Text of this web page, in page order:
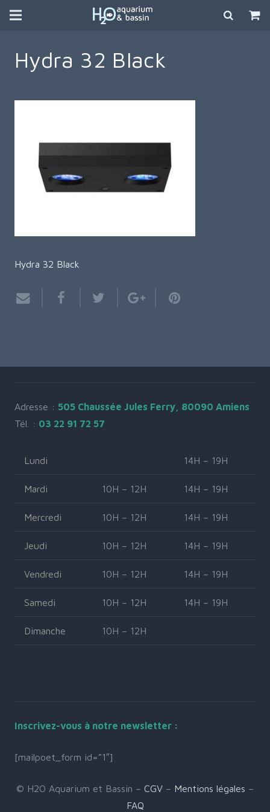
Hydra 32 Black
Hydra 32 Black
Adresse : 505 Chaussée Jules Ferry, 80090 Amiens
Tél. : 03 22 91 72 57
Lundi 14H – 19H
Mardi 10H – 12H 14H – 19H
Mercredi 10H – 12H 14H – 19H
Jeudi 10H – 12H 14H – 19H
Vendredi 10H – 12H 14H – 19H
Samedi 10H – 12H 14H – 19H
Dimanche 10H – 12H
Inscrivez-vous à notre newsletter :
[mailpoet_form id=”1″]
© H2O Aquarium et Bassin – CGV – Mentions légales –
FAQ